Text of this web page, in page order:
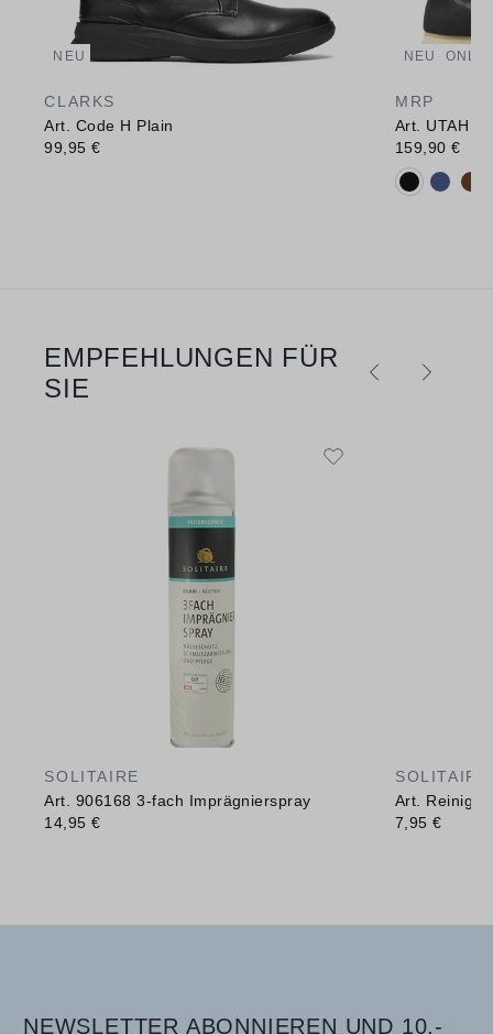
NEU
CLARKS
Art. Code H Plain
99,95 €
NEU
MRP
Art. UTAH
159,90 €
Verfügbare
Produktgalerie überspringen
EMPFEHLUNGEN FÜR
SIE
SOLITAIRE
Art. 906168 3-fach Imprägnierspray
14,95 €
SOLITAIRE
Art.
7,95 €
NEWSLETTER ABONNIEREN UND 10,-